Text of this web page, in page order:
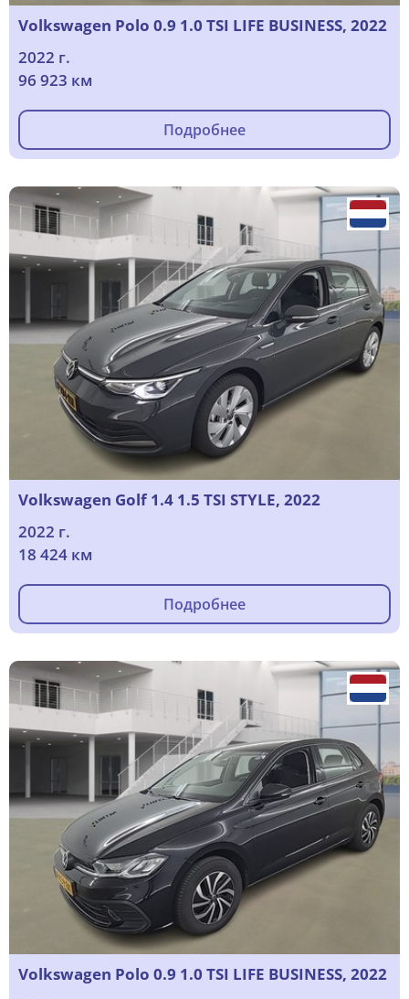
Volkswagen Polo 0.9 1.0 TSI LIFE BUSINESS, 2022
2022 г.
96 923 км
Подробнее
Volkswagen Golf 1.4 1.5 TSI STYLE, 2022
2022 г.
18 424 км
Подробнее
Volkswagen Polo 0.9 1.0 TSI LIFE BUSINESS, 2022